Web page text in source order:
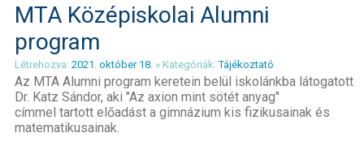
MTA Középiskolai Alumni
program
Létrehozva: 2021. október 18. » Kategóriák:Tájékoztató
Az MTA Alumni program keretein belül iskolánkba látogatott
Dr. Katz Sándor, aki "Az axion mint sötét anyag"
címmel tartott előadást a gimnázium kis fizikusainak és
matematikusainak.